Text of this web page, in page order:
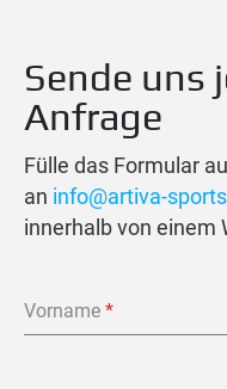
Sende uns
Anfrage
Fülle das Formular
an info@artiva-
innerhalb von einem
Vorname *